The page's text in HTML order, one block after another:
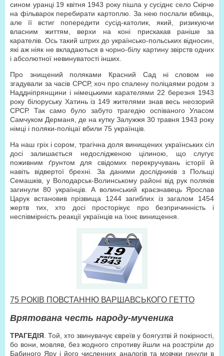
сином уранці 19 квітня 1943 року пішла у сусіднє село Скірче
на фільварок перебирати картоплю. За нею послали вбивць,
але її встиг попередити сусід-католик, який, ризикуючи
власним життям, верхи на коні прискакав раніше за
карателів. Ось такий штрих до українсько-польських відносин,
які аж ніяк не вкладаються в чорно-білу картину звірств одних
і абсолютної невинуватості інших.
Про знищений поляками Красний Сад ні словом не
згадували за часів СРСР, хоч про спалену поліцаями родом з
Наддніпрянщини і німецькими карателями 22 березня 1943
року білоруську Хатинь із 149 жителями знав весь неозорий
СРСР. Так само було забуто трагедію оспіваного Уласом
Самчуком Дерманя, де на кутку Залужжя 30 травня 1943 року
німці і поляки-поліцаї вбили 75 українців.
На наш гріх і сором, трагічна доля винищених українських сіл
досі залишається недослідженою цілиною, що слугує
поживним ґрунтом для свідомих перекручувань історії й
навіть відвертої брехні. За даними дослідників з Польщі
Семашків, у Володарськ-Волинському районі від рук поляків
загинули 80 українців. А волинський краєзнавець Ярослав
Царук встановив прізвища 1244 загиблих із загалом 1454
жертв тих, хто досі просторікує про безпричинність і
неспівмірність реакції українців на їхнє винищення.
75 РОКІВ ПОВСТАННЮ ВАРШАВСЬКОГО ГЕТТО
Врятована честь народу-мученика
ТРАГЕДІЯ . Той, хто звинувачує євреїв у боягузтві й покірності,
бо вони, мовляв, без жодного спротиву йшли на розстріли до
Бабиного Яру і його численних аналогів та мовчки гинули в